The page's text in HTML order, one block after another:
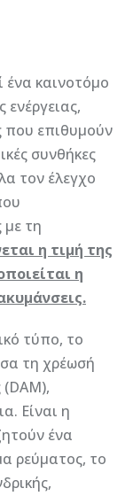
ένα καινοτόμο
που επιθυμούν
συνθήκες
τον έλεγχο
με τη
η τιμή της
η
τύπο, το
τη χρέωσή
Είναι η
ένα
ρεύματος, το